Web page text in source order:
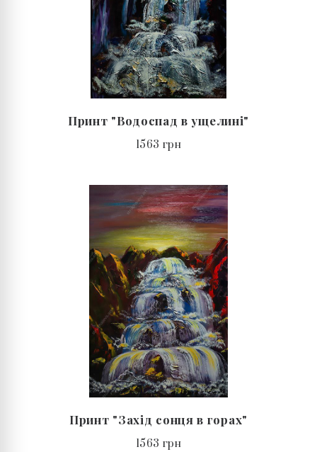
Принт "Водоспад в ущелині"
1563 грн
Принт "Захід сонця в горах"
1563 грн